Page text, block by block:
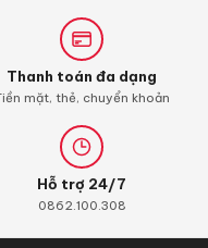
con)
Thanh toán đa dạng
mặt, thẻ, chuyển khoản
Hỗ trợ 24/7
0862.100.308